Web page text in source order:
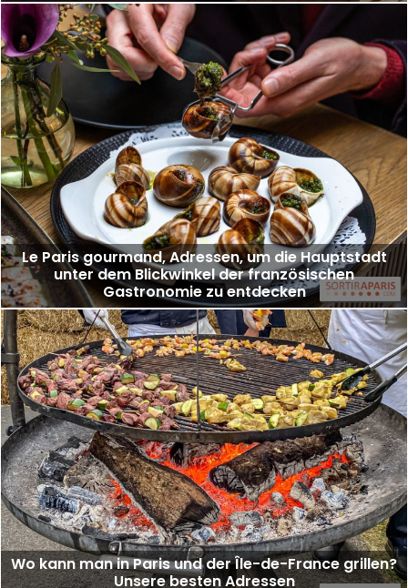
Le Paris gourmand, Adressen, um die Hauptstadt
unter dem Blickwinkel der französischen
Gastronomie zu entdecken
Wo kann man in Paris und der Île-de-France grillen?
Unsere besten Adressen